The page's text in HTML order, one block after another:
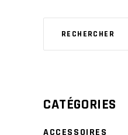
CATÉGORIES
ACCESSOIRES